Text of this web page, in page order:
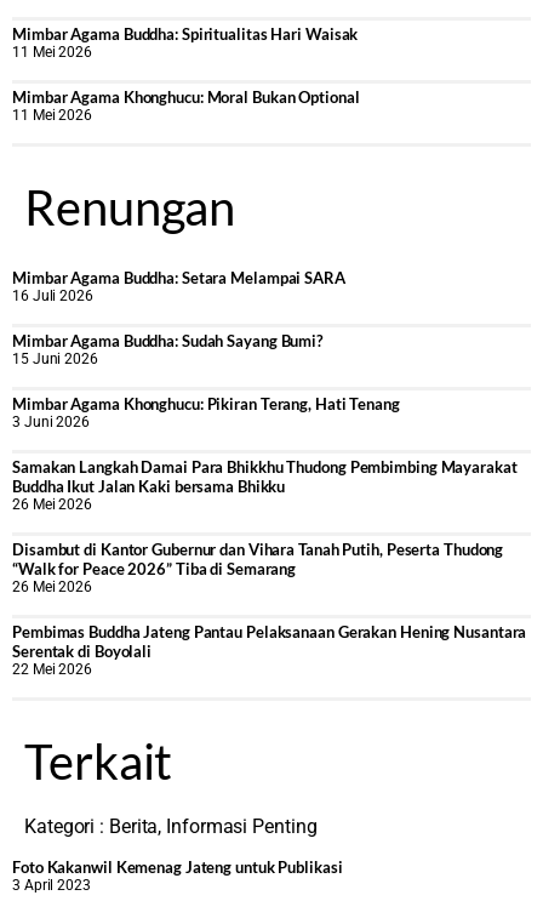
Mimbar Agama Buddha: Spiritualitas Hari Waisak
11 Mei 2026
Mimbar Agama Khonghucu: Moral Bukan Optional
11 Mei 2026
Renungan
Mimbar Agama Buddha: Setara Melampai SARA
16 Juli 2026
Mimbar Agama Buddha: Sudah Sayang Bumi?
15 Juni 2026
Mimbar Agama Khonghucu: Pikiran Terang, Hati Tenang
3 Juni 2026
Samakan Langkah Damai Para Bhikkhu Thudong Pembimbing Mayarakat
Buddha Ikut Jalan Kaki bersama Bhikku
26 Mei 2026
Disambut di Kantor Gubernur dan Vihara Tanah Putih, Peserta Thudong
“Walk for Peace 2026” Tiba di Semarang
26 Mei 2026
‎Pembimas Buddha Jateng Pantau Pelaksanaan Gerakan Hening Nusantara
Serentak di Boyolali
22 Mei 2026
Terkait
Kategori : Berita, Informasi Penting
Foto Kakanwil Kemenag Jateng untuk Publikasi
3 April 2023